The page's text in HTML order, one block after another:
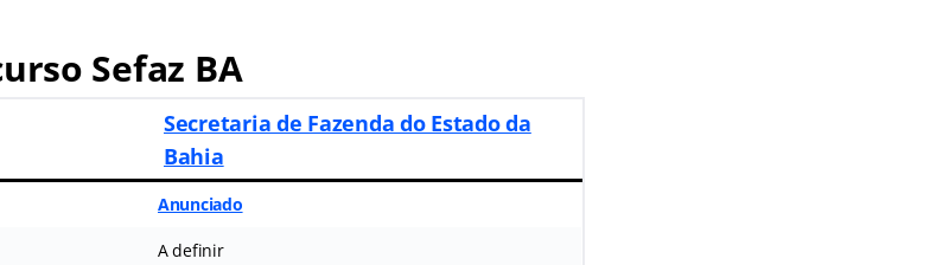
Sefaz BA
Secretaria de Fazenda do Estado da
Bahia
Anunciado
A definir